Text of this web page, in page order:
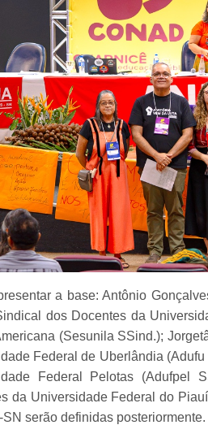
a base: Antônio
dos Docentes da
(Sesunila SSind.);
Federal de Uberlândia
Federal Pelotas (Adufpel
da Universidade Federal do
serão definidas posteriormente.